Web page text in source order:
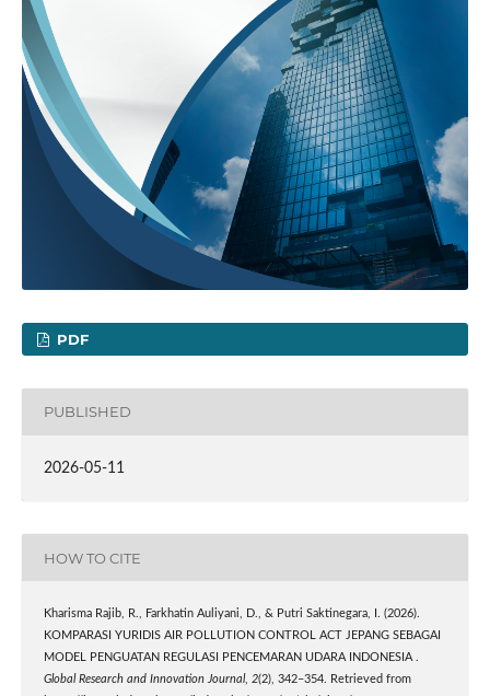
PDF
PUBLISHED
2026-05-11
HOW TO CITE
Kharisma Rajib, R., Farkhatin Auliyani, D., & Putri Saktinegara, I. (2026).
KOMPARASI YURIDIS AIR POLLUTION CONTROL ACT JEPANG SEBAGAI
MODEL PENGUATAN REGULASI PENCEMARAN UDARA INDONESIA .
Global Research and Innovation Journal, 2(2), 342–354. Retrieved from